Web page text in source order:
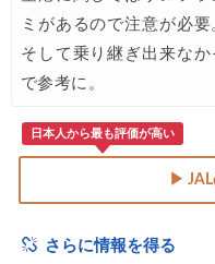
ミがあるので注意が必
そして乗り継ぎ出来な
で参考に。
日本人から最も評価が高い
▶
さらに情報を得る